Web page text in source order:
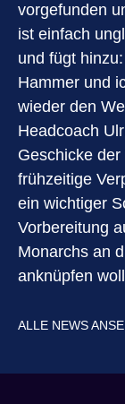
vorgefunden
ist einfach
und fügt
Hammer und
wieder den
Headcoach
Geschicke
frühzeitige
ein wichtiger
Vorbereitung
Monarchs an
anknüpfen
ALLE NEWS